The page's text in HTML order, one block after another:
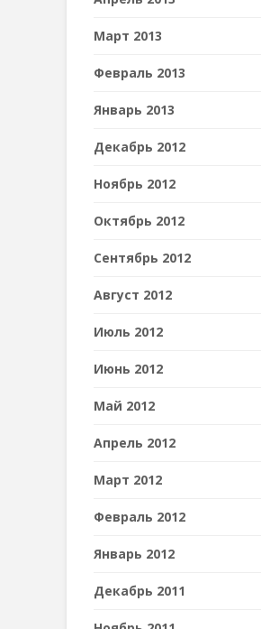
Март 2013
Февраль 2013
Январь 2013
Декабрь 2012
Ноябрь 2012
Октябрь 2012
Сентябрь 2012
Август 2012
Июль 2012
Июнь 2012
Май 2012
Апрель 2012
Март 2012
Февраль 2012
Январь 2012
Декабрь 2011